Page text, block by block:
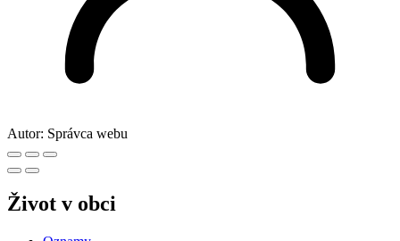
Autor: Správca webu
Život v obci